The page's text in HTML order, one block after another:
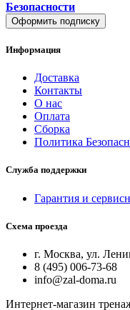
Безопасности
Оформить подписку
Информация
Доставка
Контакты
О нас
Оплата
Сборка
Политика
Служба поддержки
Гарантия и
Схема проезда
г. Москва, ул.
8 (495) 006-73-68
info@zal-doma.ru
Интернет-магазин